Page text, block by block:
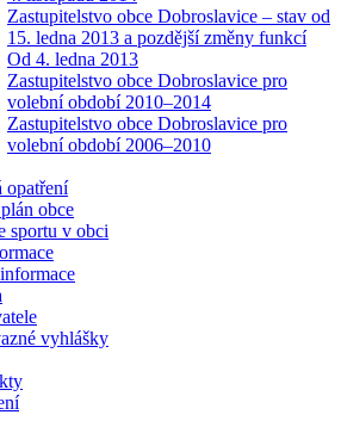
Zastupitelstvo obce Dobroslavice – stav od
15. ledna 2013 a pozdější změny funkcí
Od 4. ledna 2013
Zastupitelstvo obce Dobroslavice pro
volební období 2010–2014
Zastupitelstvo obce Dobroslavice pro
volební období 2006–2010
opatření
obce
sportu v obci
vyhlášky